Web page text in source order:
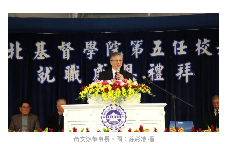
黃文鴻董事長。圖：蘇彩娥 攝